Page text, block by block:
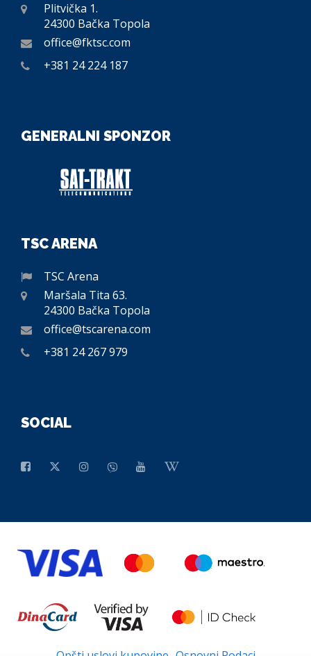
Plitvička 1.
24300 Bačka Topola
office@fktsc.com
+381 24 224 187
GENERALNI SPONZOR
TSC ARENA
TSC Arena
Maršala Tita 63.
24300 Bačka Topola
office@tscarena.com
+381 24 267 979
SOCIAL